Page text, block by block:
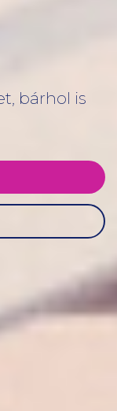
bárhol is